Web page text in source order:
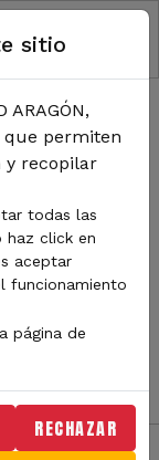
DE
MotorLand
eventos,
circuito y
de contenido y
sitio
ARAGÓN,
que permiten
y recopilar
todas las
haz click en
aceptar
funcionamiento
página de
RECHAZAR